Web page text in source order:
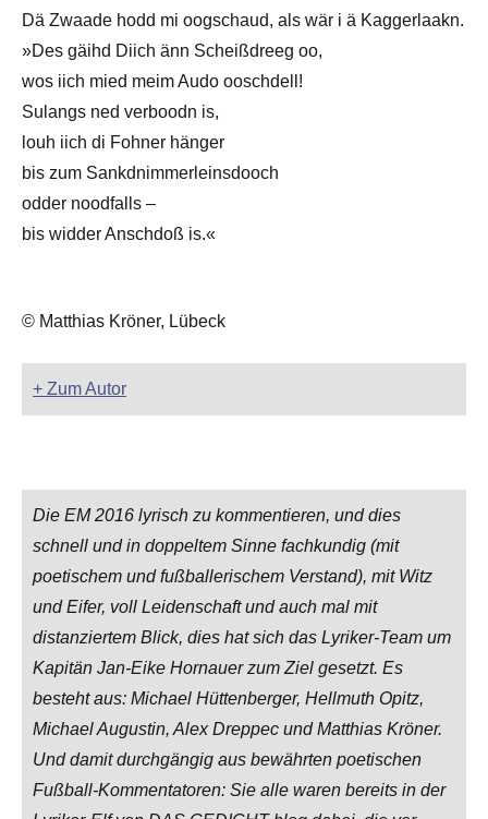
Dä Zwaade hodd mi oogschaud, als wär i ä Kaggerlaakn.
»Des gäihd Diich änn Scheißdreeg oo,
wos iich mied meim Audo ooschdell!
Sulangs ned verboodn is,
louh iich di Fohner hänger
bis zum Sankdnimmerleinsdooch
odder noodfalls –
bis widder Anschdoß is.«
© Matthias Kröner, Lübeck
+ Zum Autor
Die EM 2016 lyrisch zu kommentieren, und dies
schnell und in doppeltem Sinne fachkundig (mit
poetischem und fußballerischem Verstand), mit Witz
und Eifer, voll Leidenschaft und auch mal mit
distanziertem Blick, dies hat sich das Lyriker-Team um
Kapitän Jan-Eike Hornauer zum Ziel gesetzt. Es
besteht aus: Michael Hüttenberger, Hellmuth Opitz,
Michael Augustin, Alex Dreppec und Matthias Kröner.
Und damit durchgängig aus bewährten poetischen
Fußball-Kommentatoren: Sie alle waren bereits in der